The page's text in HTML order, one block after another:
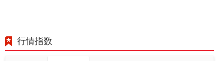
行情指数